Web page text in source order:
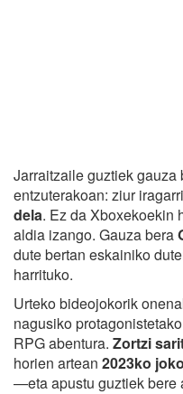
Jarraitzaile guztiek gauza
entzuterakoan: ziur
dela. Ez da Xboxekoekin
aldia izango. Gauza bera
dute bertan eskainiko
harrituko.
Urteko bideojokorik
nagusiko
RPG abentura. Zortzi
horien artean 2023ko
—eta apustu guztiek